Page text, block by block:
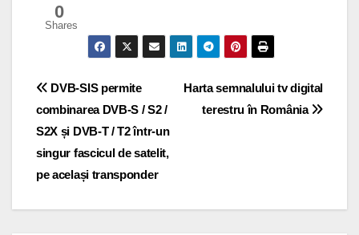
0
Shares
Post
navigation
Harta semnalului tv digital
terestru în România
DVB-SIS permite
combinarea DVB-S / S2 /
S2X și DVB-T / T2 într-un
singur fascicul de satelit,
pe același transponder